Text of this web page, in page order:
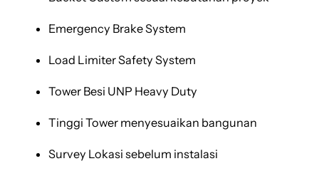
Emergency Brake System
Load Limiter Safety System
Tower Besi UNP Heavy Duty
Tinggi Tower menyesuaikan bangunan
Survey Lokasi sebelum instalasi